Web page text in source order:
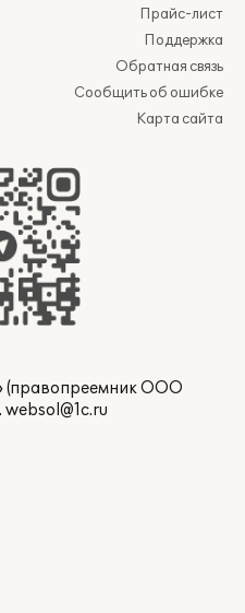
Прайс-лист
Поддержка
Обратная связь
Сообщить об ошибке
Карта сайта
(правопреемник ООО
websol@1c.ru